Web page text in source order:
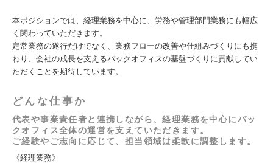
本ポジションでは、経理業務を中心に、労務や管理部門業務にも幅広
く関わっていただきます。
定常業務の遂行だけでなく、業務フローの改善や仕組みづくりにも携
わり、会社の成長を支えるバックオフィスの基盤づくりに貢献してい
ただくことを期待しています。
どんな仕事か
代表や事業責任者と連携しながら、経理業務を中心にバッ
クオフィス全体の運営を支えていただきます。
ご経験やご志向に応じて、担当領域は柔軟に調整します。
《経理業務》